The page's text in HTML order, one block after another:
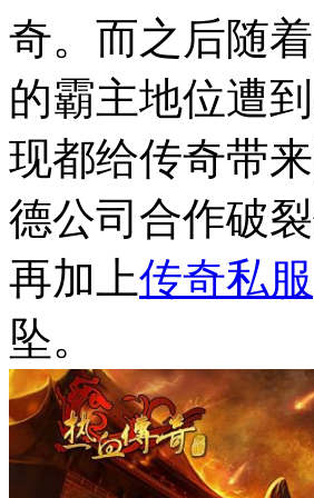
奇。而之后随
的霸主地位遭
现都给传奇带
德公司合作破
再加上传奇私服
坠。